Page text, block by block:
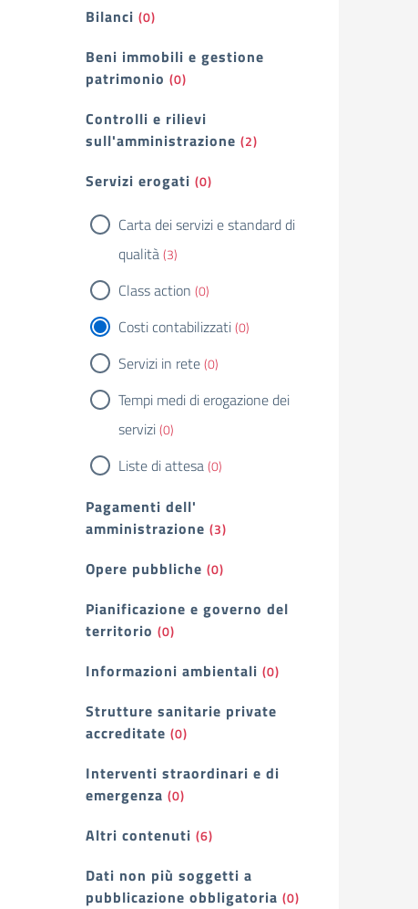
Bilanci (0)
Beni immobili e gestione
patrimonio (0)
Controlli e rilievi
sull'amministrazione (2)
Servizi erogati (0)
Carta dei servizi e standard di
qualità(3)
Class action (0)
Costi contabilizzati(0)
Servizi in rete(0)
Tempi medi di erogazione dei
servizi(0)
Liste di attesa(0)
Pagamenti dell'
amministrazione (3)
Opere pubbliche (0)
Pianificazione e governo del
territorio (0)
Informazioni ambientali (0)
Strutture sanitarie private
accreditate (0)
Interventi straordinari e di
emergenza (0)
Altri contenuti (6)
Dati non più soggetti a
pubblicazione obbligatoria (0)